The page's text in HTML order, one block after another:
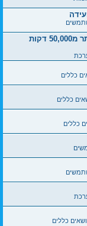
חדש - מספר אמריקאי חינם למערכות עם יותר מ50,000 דקות
כללים
כללים
כללים
כללים